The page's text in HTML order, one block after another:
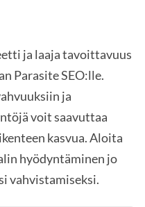
ja laaja tavoittavuus
Parasite SEO:lle.
ja
voit saavuttaa
kasvua. Aloita
hyödyntäminen jo
vahvistamiseksi.